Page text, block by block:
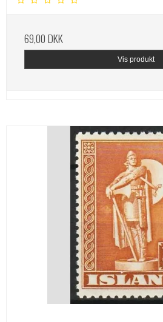
69,00 DKK
Vis produkt